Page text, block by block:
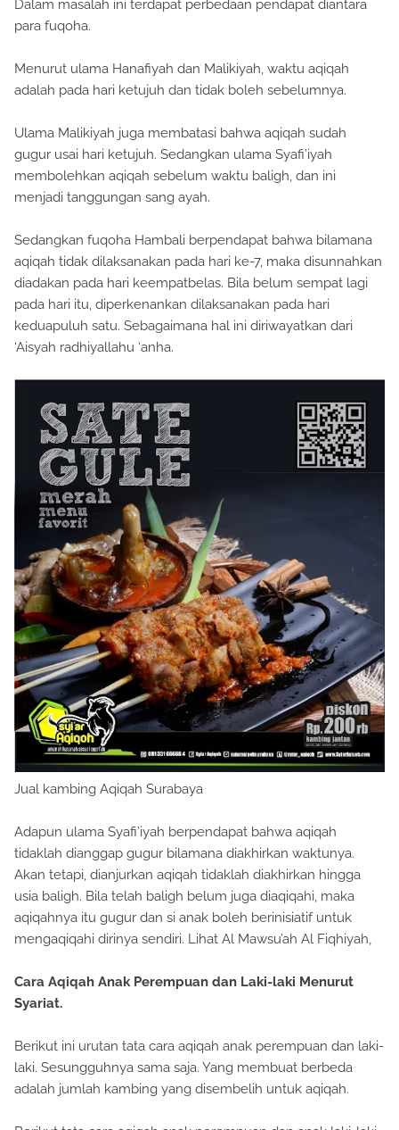
Dalam masalah ini terdapat perbedaan pendapat diantara
para fuqoha.
Menurut ulama Hanafiyah dan Malikiyah, waktu aqiqah
adalah pada hari ketujuh dan tidak boleh sebelumnya.
Ulama Malikiyah juga membatasi bahwa aqiqah sudah
gugur usai hari ketujuh. Sedangkan ulama Syafi’iyah
membolehkan aqiqah sebelum waktu baligh, dan ini
menjadi tanggungan sang ayah.
Sedangkan fuqoha Hambali berpendapat bahwa bilamana
aqiqah tidak dilaksanakan pada hari ke-7, maka disunnahkan
diadakan pada hari keempatbelas. Bila belum sempat lagi
pada hari itu, diperkenankan dilaksanakan pada hari
keduapuluh satu. Sebagaimana hal ini diriwayatkan dari
‘Aisyah radhiyallahu ‘anha.
Jual kambing Aqiqah Surabaya
Adapun ulama Syafi’iyah berpendapat bahwa aqiqah
tidaklah dianggap gugur bilamana diakhirkan waktunya.
Akan tetapi, dianjurkan aqiqah tidaklah diakhirkan hingga
usia baligh. Bila telah baligh belum juga diaqiqahi, maka
aqiqahnya itu gugur dan si anak boleh berinisiatif untuk
mengaqiqahi dirinya sendiri. Lihat Al Mawsu’ah Al Fiqhiyah,
Cara Aqiqah Anak Perempuan dan Laki-laki Menurut
Syariat.
Berikut ini urutan tata cara aqiqah anak perempuan dan laki-
laki. Sesungguhnya sama saja. Yang membuat berbeda
adalah jumlah kambing yang disembelih untuk aqiqah.